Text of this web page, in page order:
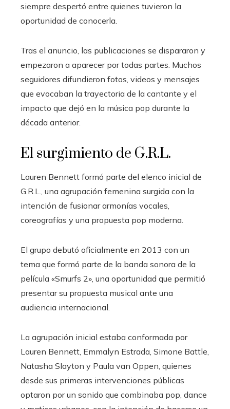
siempre despertó entre quienes tuvieron la
oportunidad de conocerla.
Tras el anuncio, las publicaciones se dispararon y
empezaron a aparecer por todas partes. Muchos
seguidores difundieron fotos, videos y mensajes
que evocaban la trayectoria de la cantante y el
impacto que dejó en la música pop durante la
década anterior.
El surgimiento de G.R.L.
Lauren Bennett formó parte del elenco inicial de
G.R.L., una agrupación femenina surgida con la
intención de fusionar armonías vocales,
coreografías y una propuesta pop moderna.
El grupo debutó oficialmente en 2013 con un
tema que formó parte de la banda sonora de la
película «Smurfs 2», una oportunidad que permitió
presentar su propuesta musical ante una
audiencia internacional.
La agrupación inicial estaba conformada por
Lauren Bennett, Emmalyn Estrada, Simone Battle,
Natasha Slayton y Paula van Oppen, quienes
desde sus primeras intervenciones públicas
optaron por un sonido que combinaba pop, dance